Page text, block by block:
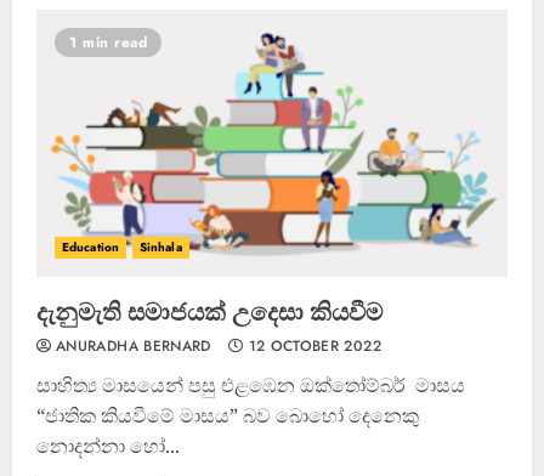
1 min read
Education Sinhala
දැනුමැති සමාජයක් උදෙසා කියවීම
ANURADHA BERNARD 12 OCTOBER 2022
සාහිත්‍ය මාසයෙන් පසු එළඹෙන ඔක්තෝම්බර් මාසය
“ජාතික කියවීමේ මාසය” බව බොහෝ දෙනෙකු
නොදන්නා හෝ...
ඌව පළාතේ දක්ෂතම ක්‍රීඩකයා
මීගහකිවුලන් බිහි වෙයි
22 OCTOBER 2022